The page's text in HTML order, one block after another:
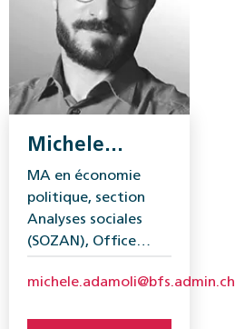
Michele
Adamoli
MA en économie
politique, section
Analyses sociales
(SOZAN), Office
statistique.
michele.adamoli@bfs.admin.ch